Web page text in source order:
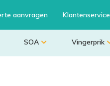
aanvragen Klantenservice
SOA Vingerprik